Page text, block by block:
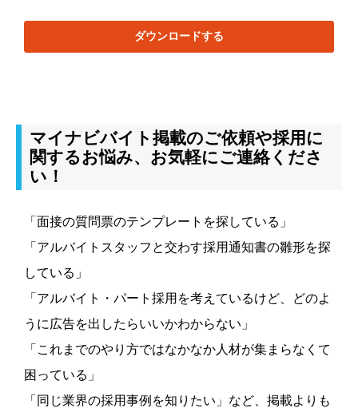
ダウンロードする
マイナビバイト掲載のご依頼や採用に
関するお悩み、お気軽にご連絡くださ
い！
「面接の質問票のテンプレートを探している」
「アルバイトスタッフと交わす採用通知書の雛形を探
している」
「アルバイト・パート採用を考えているけど、どのよ
うに広告を出したらいいかわからない」
「これまでのやり方ではなかなか人材が集まらなくて
困っている」
「同じ業界の採用事例を知りたい」など、掲載よりも